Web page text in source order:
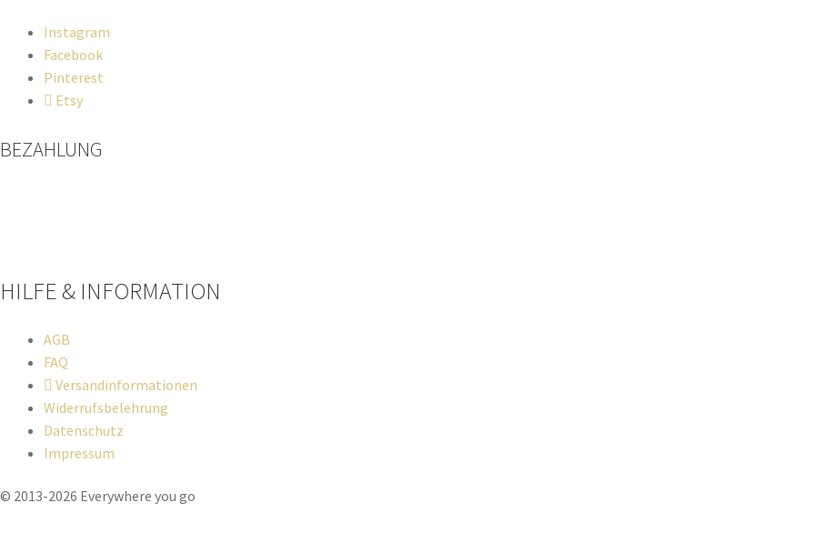
Instagram
Facebook
Pinterest
Etsy
BEZAHLUNG
HILFE & INFORMATION​
AGB
FAQ
Versandinformationen
Widerrufsbelehrung
Datenschutz
Impressum
© 2013-2026 Everywhere you go